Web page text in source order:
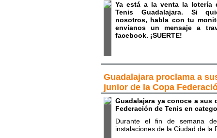
Ya está a la venta la lotería
Tenis Guadalajara. Si
nosotros, habla con tu
envíanos un mensaje a
facebook. ¡SUERTE!
Guadalajara proclama a
junior de la Copa
Guadalajara ya conoce a sus
Federación de Tenis en
Durante el fin de semana
instalaciones de la Ciudad de la